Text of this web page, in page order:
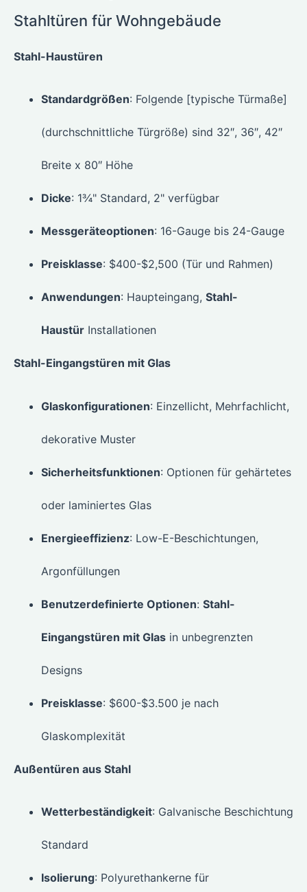
Stahltüren für Wohngebäude
Stahl-Haustüren
Standardgrößen: Folgende [typische Türmaße]
(durchschnittliche Türgröße) sind 32″, 36″, 42″
Breite x 80″ Höhe
Dicke: 1¾" Standard, 2" verfügbar
Messgeräteoptionen: 16-Gauge bis 24-Gauge
Preisklasse: $400-$2,500 (Tür und Rahmen)
Anwendungen: Haupteingang, Stahl-
Haustür Installationen
Stahl-Eingangstüren mit Glas
Glaskonfigurationen: Einzellicht, Mehrfachlicht,
dekorative Muster
Sicherheitsfunktionen: Optionen für gehärtetes
oder laminiertes Glas
Energieeffizienz: Low-E-Beschichtungen,
Argonfüllungen
Benutzerdefinierte Optionen: Stahl-
Eingangstüren mit Glas in unbegrenzten
Designs
Preisklasse: $600-$3.500 je nach
Glaskomplexität
Außentüren aus Stahl
Wetterbeständigkeit: Galvanische Beschichtung
Standard
Isolierung: Polyurethankerne für